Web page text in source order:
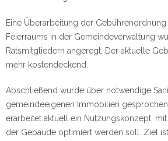
Eine Überarbeitung der
Feierraums in der Gemeindeverwaltung
Ratsmitgliedern angeregt. Der aktuelle
mehr kostendeckend.
Abschließend wurde über notwendige
gemeindeeigenen Immobilien
erarbeitet aktuell ein Nutzungskonzept,
der Gebäude optimiert werden soll. Ziel